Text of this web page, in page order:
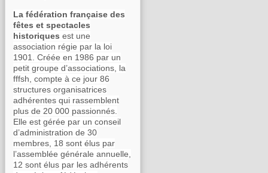
La fédération française des
fêtes et spectacles
historiques est une
association régie par la loi
1901. Créée en 1986 par un
petit groupe d’associations, la
fffsh, compte à ce jour 86
structures organisatrices
adhérentes qui rassemblent
plus de 20 000 passionnés.
Elle est gérée par un conseil
d’administration de 30
membres, 18 sont élus par
l’assemblée générale annuelle,
12 sont élus par les adhérents